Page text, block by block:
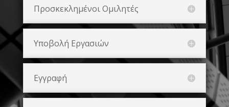
Προσκεκλημένοι Ομιλητές
Υποβολή Εργασιών
Εγγραφή